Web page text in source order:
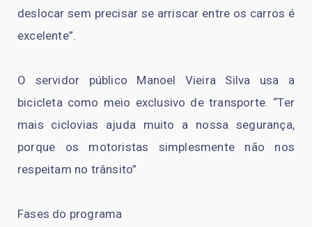
deslocar sem precisar se arriscar entre os carros é
excelente”.
O servidor público Manoel Vieira Silva usa a
bicicleta como meio exclusivo de transporte. “Ter
mais ciclovias ajuda muito a nossa segurança,
porque os motoristas simplesmente não nos
respeitam no trânsito”
Fases do programa